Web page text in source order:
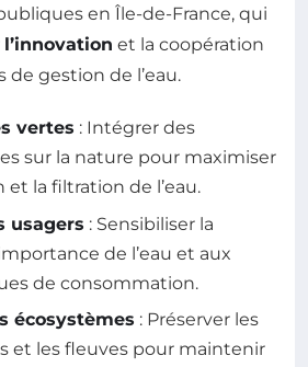
en Île-de-France, qui
l’innovation et la coopération
de gestion de l’eau.
vertes : Intégrer des
sur la nature pour maximiser
et la filtration de l’eau.
usagers : Sensibiliser la
de l’eau et aux
de consommation.
écosystèmes : Préserver les
et les fleuves pour maintenir